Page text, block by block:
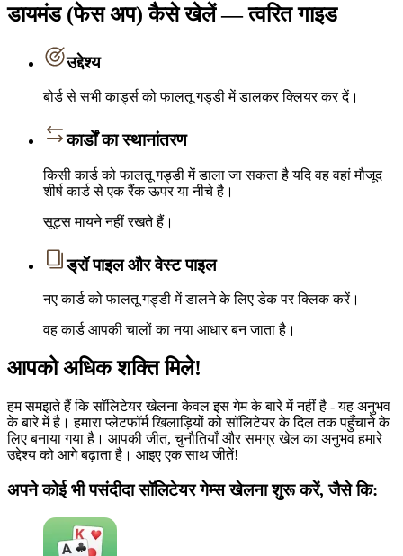
डायमंड (फेस अप) कैसे खेलें — त्वरित गाइड
उद्देश्य
बोर्ड से सभी कार्ड्स को फालतू गड्डी में डालकर क्लियर कर दें।
कार्डों का स्थानांतरण
किसी कार्ड को फालतू गड्डी में डाला जा सकता है यदि वह वहां मौजूद
शीर्ष कार्ड से एक रैंक ऊपर या नीचे है।
सूट्स मायने नहीं रखते हैं।
ड्रॉ पाइल और वेस्ट पाइल
नए कार्ड को फालतू गड्डी में डालने के लिए डेक पर क्लिक करें।
वह कार्ड आपकी चालों का नया आधार बन जाता है।
आपको अधिक शक्ति मिले!
हम समझते हैं कि सॉलिटेयर खेलना केवल इस गेम के बारे में नहीं है - यह अनुभव
के बारे में है। हमारा प्लेटफॉर्म खिलाड़ियों को सॉलिटेयर के दिल तक पहुँचाने के
लिए बनाया गया है। आपकी जीत, चुनौतियाँ और समग्र खेल का अनुभव हमारे
उद्देश्य को आगे बढ़ाता है। आइए एक साथ जीतें!
अपने कोई भी पसंदीदा सॉलिटेयर गेम्स खेलना शुरू करें, जैसे कि: